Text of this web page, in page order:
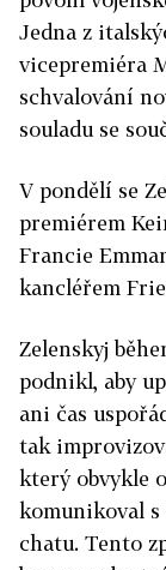
Jedna z
vicepremiéra
schvalování
souladu se
V pondělí se
premiérem
Francie
kancléřem
Zelenskyj
podnikl, aby
ani čas
tak
který obvykle
komunikoval
chatu. Tento